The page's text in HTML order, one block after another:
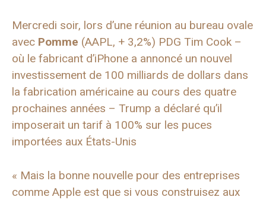
Mercredi soir, lors d’une réunion au bureau ovale
avec Pomme (AAPL, + 3,2%) PDG Tim Cook –
où le fabricant d’iPhone a annoncé un nouvel
investissement de 100 milliards de dollars dans
la fabrication américaine au cours des quatre
prochaines années – Trump a déclaré qu’il
imposerait un tarif à 100% sur les puces
importées aux États-Unis
« Mais la bonne nouvelle pour des entreprises
comme Apple est que si vous construisez aux